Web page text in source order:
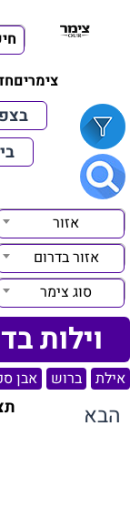
צימרים
אזור
אזור בדרום
סוג צימר
וילות
אילת ברוש אבן
הבא